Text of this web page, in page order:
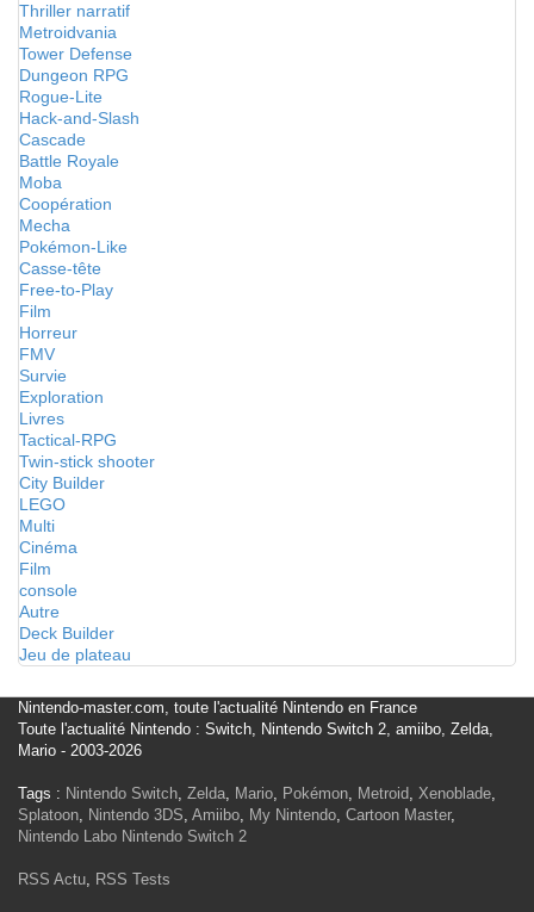
Thriller narratif
Metroidvania
Tower Defense
Dungeon RPG
Rogue-Lite
Hack-and-Slash
Cascade
Battle Royale
Moba
Coopération
Mecha
Pokémon-Like
Casse-tête
Free-to-Play
Film
Horreur
FMV
Survie
Exploration
Livres
Tactical-RPG
Twin-stick shooter
City Builder
LEGO
Multi
Cinéma
Film
console
Autre
Deck Builder
Jeu de plateau
Nintendo-master.com, toute l'actualité Nintendo en France
Toute l'actualité Nintendo : Switch, Nintendo Switch 2, amiibo, Zelda,
Mario - 2003-2026
Tags : Nintendo Switch, Zelda, Mario, Pokémon, Metroid, Xenoblade,
Splatoon, Nintendo 3DS, Amiibo, My Nintendo, Cartoon Master,
Nintendo Labo Nintendo Switch 2
RSS Actu, RSS Tests